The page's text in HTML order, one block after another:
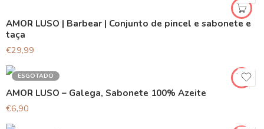
AMOR LUSO | Barbear | Conjunto de pincel e sabonete e
taça
€29,99
ESGOTADO
AMOR LUSO – Galega, Sabonete 100% Azeite
€6,90